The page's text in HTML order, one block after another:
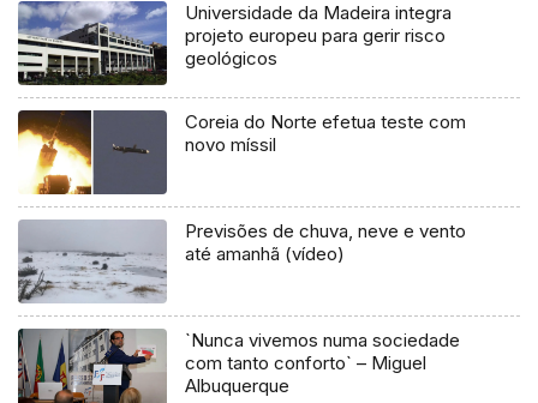
Universidade da Madeira integra
projeto europeu para gerir risco
geológicos
Coreia do Norte efetua teste com
novo míssil
Previsões de chuva, neve e vento
até amanhã (vídeo)
`Nunca vivemos numa sociedade
com tanto conforto` – Miguel
Albuquerque